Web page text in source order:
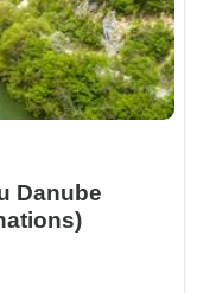
Danube